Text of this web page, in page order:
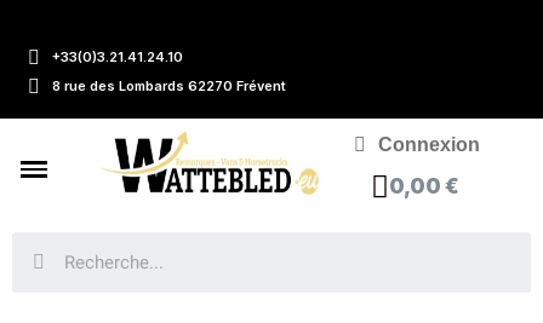
+33(0)3.21.41.24.10
8 rue des Lombards 62270 Frévent
Connexion
0,00 €